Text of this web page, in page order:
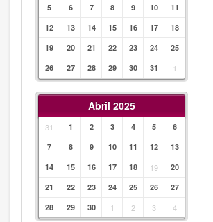
5 6 7 8 9 10
11
12
13 14 15 16 17
18
19
20 21 22 23 24
25
26
27 28 29 30 31 1
Abril 2025
31 1 2 3 4 5
6
7
8 9 10 11 12
13
14
15 16 17 18 19
20
21
22 23 24 25 26
27
28
29 30 1 2 3 4